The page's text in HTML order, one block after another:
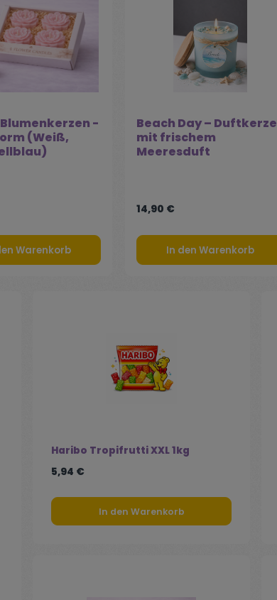
-
(Weiß,
Warenkorb
Beach Day – Duftkerze
mit frischem
Meeresduft
14,90 €
In den Warenkorb
Haribo Tropifrutti XXL 1kg
5,94 €
In den Warenkorb